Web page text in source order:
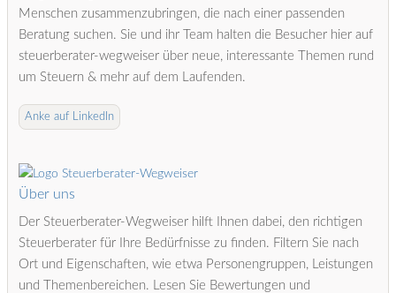
Menschen zusammenzubringen, die nach einer passenden
Beratung suchen. Sie und ihr Team halten die Besucher hier auf
steuerberater-wegweiser über neue, interessante Themen rund
um Steuern & mehr auf dem Laufenden.
Anke auf LinkedIn
Über uns
Der Steuerberater-Wegweiser hilft Ihnen dabei, den richtigen
Steuerberater für Ihre Bedürfnisse zu finden. Filtern Sie nach
Ort und Eigenschaften, wie etwa Personengruppen, Leistungen
und Themenbereichen. Lesen Sie Bewertungen und